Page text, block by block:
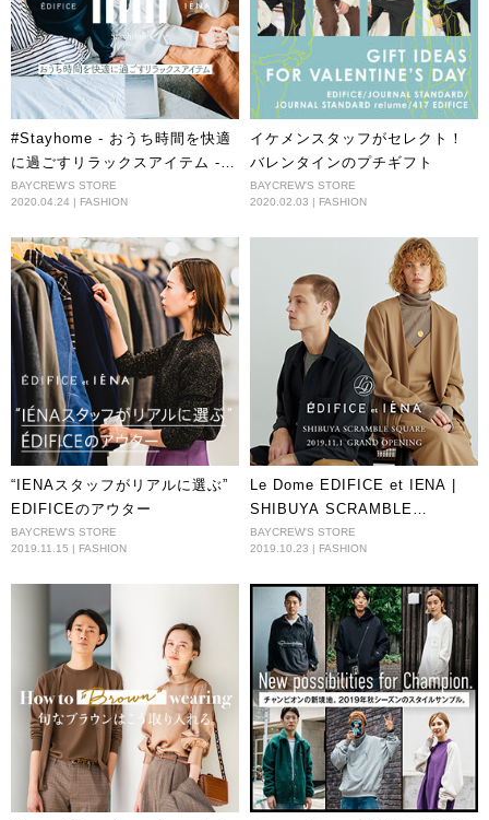
#Stayhome - おうち時間を快適
に過ごすリラックスアイテム - |
EDIFICE et IENA
BAYCREW'S STORE
2020.04.24 | FASHION
イケメンスタッフがセレクト！
バレンタインのプチギフト
BAYCREW'S STORE
2020.02.03 | FASHION
“IENAスタッフがリアルに選ぶ”
EDIFICEのアウター
BAYCREW'S STORE
2019.11.15 | FASHION
Le Dome EDIFICE et IENA |
SHIBUYA SCRAMBLE
SQUARE 2019.11.1 GRAND
OPENING
BAYCREW'S STORE
2019.10.23 | FASHION